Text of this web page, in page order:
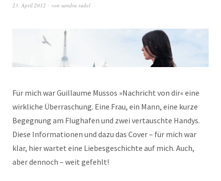
23. April 2012 von sandra rudel
Für mich war Guillaume Mussos »Nachricht von dir« eine
wirkliche Überraschung. Eine Frau, ein Mann, eine kurze
Begegnung am Flughafen und zwei vertauschte Handys.
Diese Informationen und dazu das Cover – für mich war
klar, hier wartet eine Liebesgeschichte auf mich. Auch,
aber dennoch – weit gefehlt!